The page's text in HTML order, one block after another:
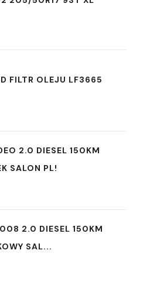
FILTR OLEJU LF3665
2.0 DIESEL 150KM
SALON PL!
2.0 DIESEL 150KM
SAL...